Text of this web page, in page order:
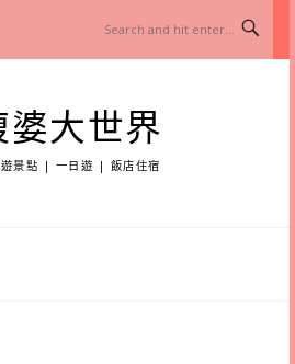
婆大世界
遊景點 | 一日遊 | 飯店住宿